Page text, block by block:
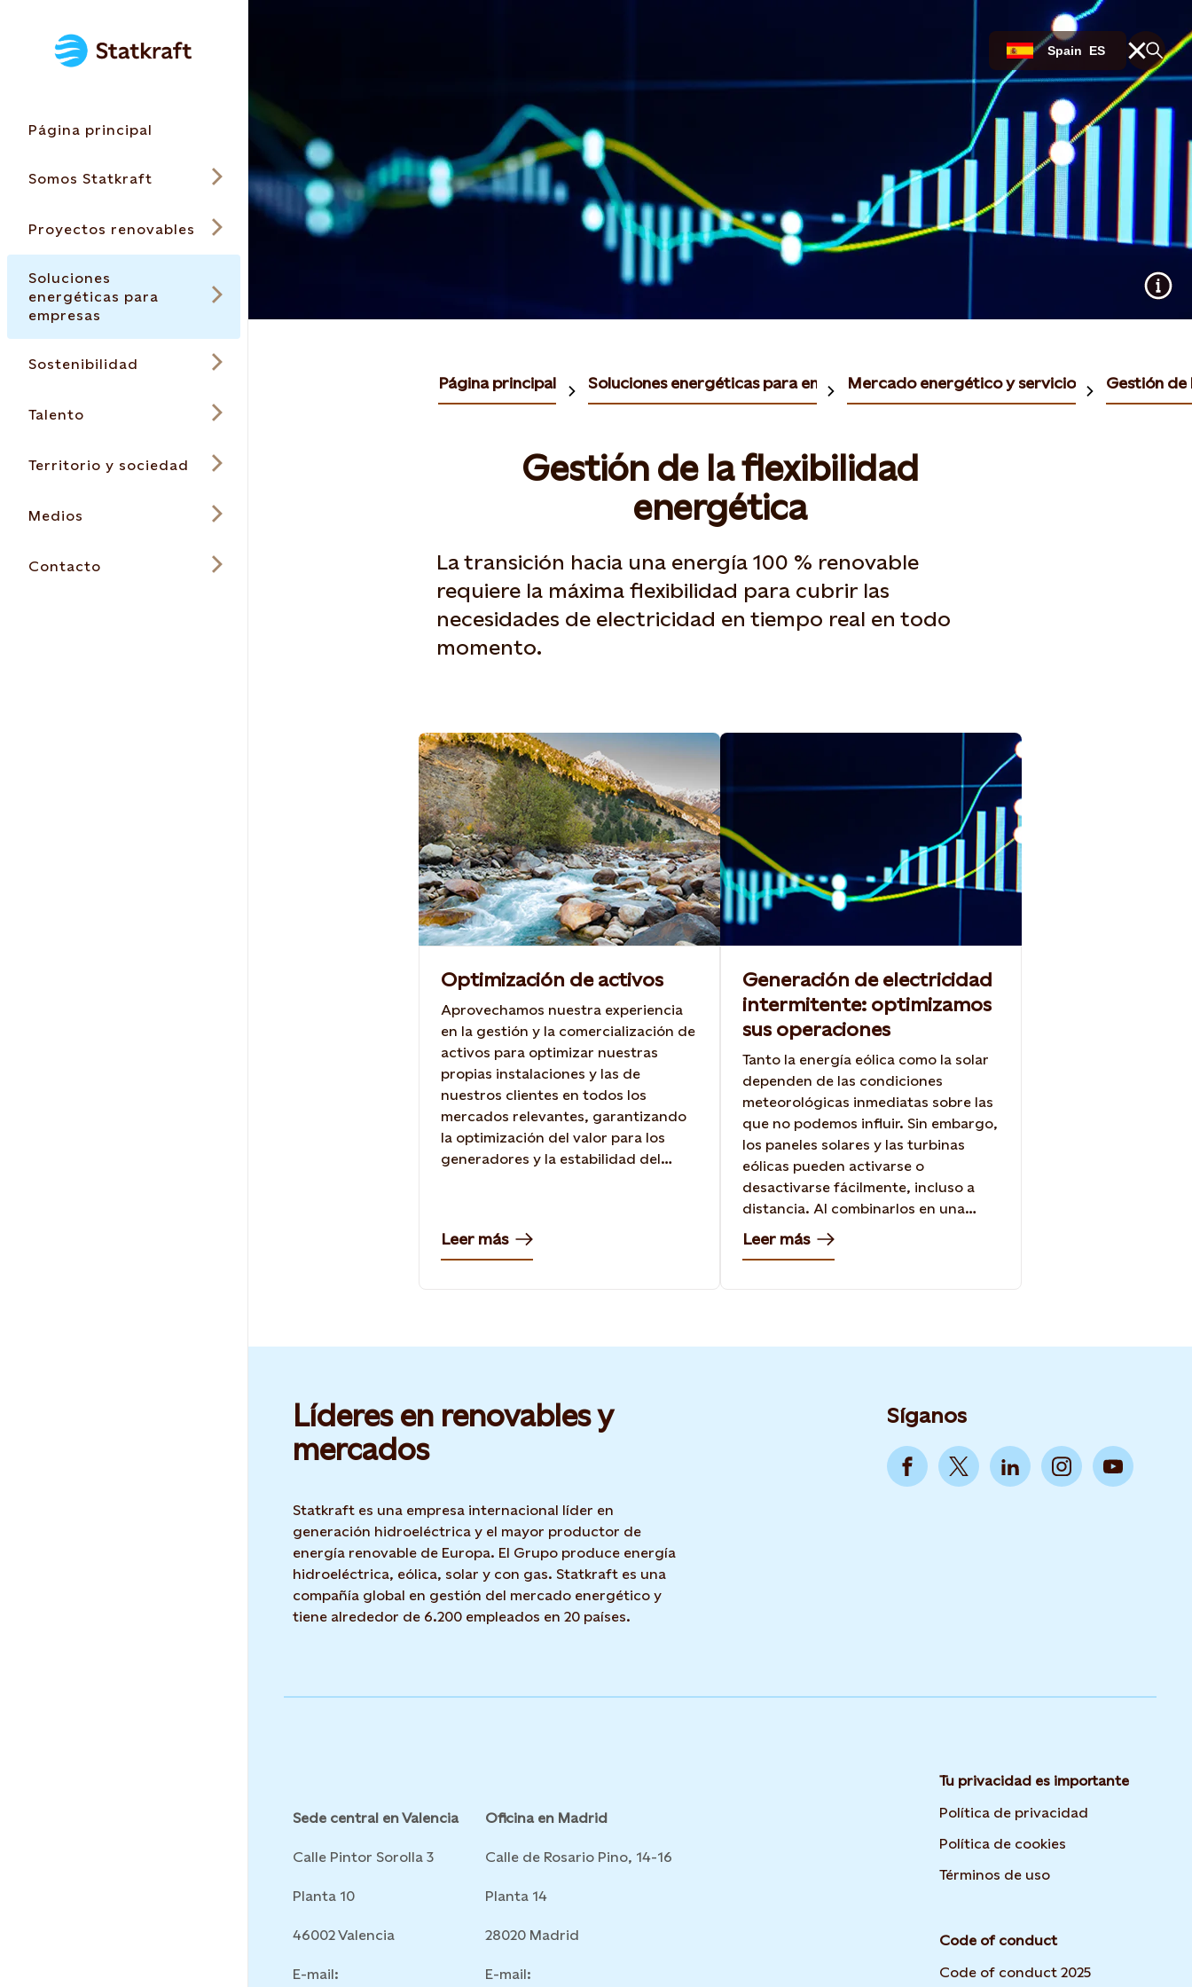
Página principal
Somos Statkraft
Proyectos renovables
Soluciones
energéticas para
empresas
Sostenibilidad
Talento
Territorio y sociedad
Medios
Contacto
Spain ES
Página principal Soluciones energéticas para empresasMercado energético y servicios de cobertura
Gestión
Gestión de la flexibilidad
energética
La transición hacia una energía 100 % renovable
requiere la máxima flexibilidad para cubrir las
necesidades de electricidad en tiempo real en todo
momento.
Optimización de activos
Aprovechamos nuestra experiencia
en la gestión y la comercialización de
activos para optimizar nuestras
propias instalaciones y las de
nuestros clientes en todos los
mercados relevantes, garantizando
la optimización del valor para los
generadores y la estabilidad del
Leer más
Generación de electricidad
intermitente: optimizamos
sus operaciones
Tanto la energía eólica como la solar
dependen de las condiciones
meteorológicas inmediatas sobre las
que no podemos influir. Sin embargo,
los paneles solares y las turbinas
eólicas pueden activarse o
desactivarse fácilmente, incluso a
distancia. Al combinarlos en una
central eléctrica virtual, Statkraft los
reúne en un proveedor fiable a gran
Leer más
Líderes en renovables y
mercados
Statkraft es una empresa internacional líder en
generación hidroeléctrica y el mayor productor de
energía renovable de Europa. El Grupo produce energía
hidroeléctrica, eólica, solar y con gas. Statkraft es una
compañía global en gestión del mercado energético y
tiene alrededor de 6.200 empleados en 20 países.
Síganos
Sede central en Valencia
Calle Pintor Sorolla 3
Planta 10
46002 Valencia
E-mail:
Oficina en Madrid
Calle de Rosario Pino, 14-16
Planta 14
28020 Madrid
E-mail:
Tu privacidad es importante
Política de privacidad
Política de cookies
Términos de uso
Code of conduct
Code of conduct 2025